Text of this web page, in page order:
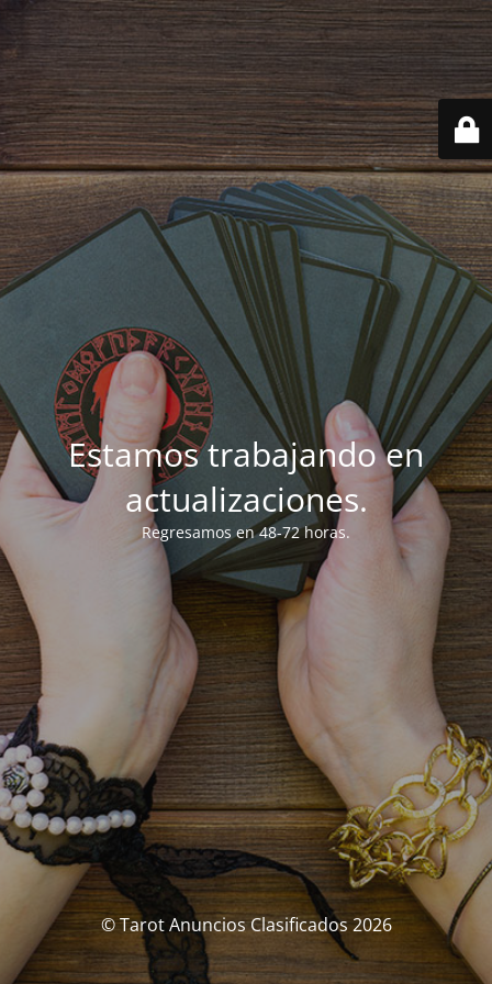
Estamos trabajando en
actualizaciones.
Regresamos en 48-72 horas.
© Tarot Anuncios Clasificados 2026